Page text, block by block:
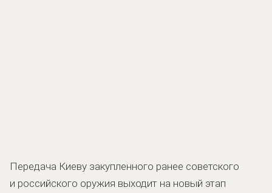
Передача Киеву закупленного ранее советского
и российского оружия выходит на новый этап